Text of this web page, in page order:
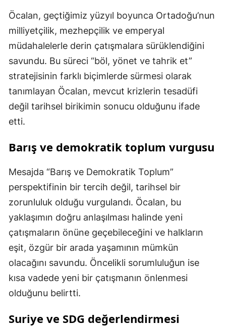
Öcalan, geçtiğimiz yüzyıl boyunca Ortadoğu’nun
milliyetçilik, mezhepçilik ve emperyal
müdahalelerle derin çatışmalara sürüklendiğini
savundu. Bu süreci “böl, yönet ve tahrik et”
stratejisinin farklı biçimlerde sürmesi olarak
tanımlayan Öcalan, mevcut krizlerin tesadüfi
değil tarihsel birikimin sonucu olduğunu ifade
etti.
Barış ve demokratik toplum vurgusu
Mesajda “Barış ve Demokratik Toplum”
perspektifinin bir tercih değil, tarihsel bir
zorunluluk olduğu vurgulandı. Öcalan, bu
yaklaşımın doğru anlaşılması halinde yeni
çatışmaların önüne geçebileceğini ve halkların
eşit, özgür bir arada yaşamının mümkün
olacağını savundu. Öncelikli sorumluluğun ise
kısa vadede yeni bir çatışmanın önlenmesi
olduğunu belirtti.
Suriye ve SDG değerlendirmesi